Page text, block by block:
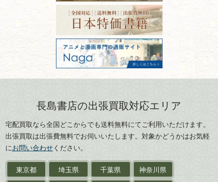
書道具
美術書・アート本・
デザイン本
カメラ・撮影術
版画・リトグラフ・
刀剣・鎧・甲冑
武道書・武術書
近代文学・
サイン色紙
価値ある古書を売るポイント
と注意点
宮城県
秋田県
山形県
岐阜県
三重県
滋賀県
京都府
大阪府
兵庫県
奈良県
島根県
岡山県
徳島県
香川県
愛媛県
フリーダイヤル：0120-414-548
電話：03-3512-8115
FAX：03-3512-8116
古物商許可：東京都公安委員会 第
301028901712号
古物商名称：有限会社長島書店
長島書店の出張買取対応エリア
宅配買取なら全国どこからでも送料無料にてご利用いただけます。
出張買取は出張費無料でお伺いいたします。対象かどうかはお気軽
にお問い合わせください。
東京都 埼玉県 千葉県
神奈川県